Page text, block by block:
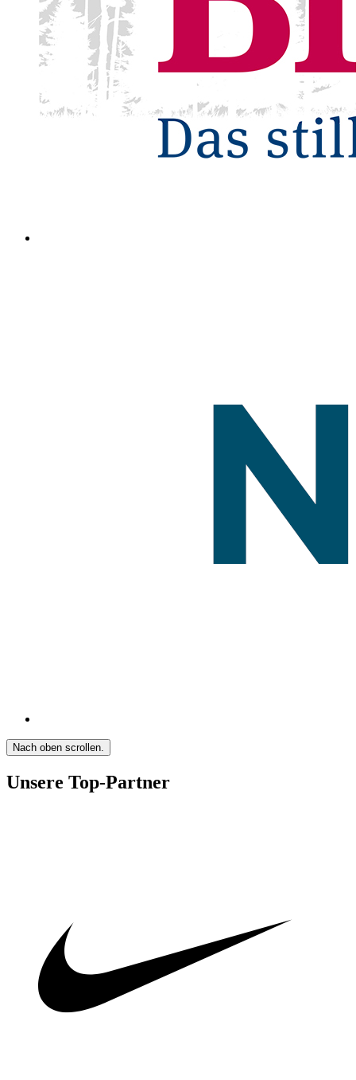
Nach oben scrollen.
Unsere Top-Partner